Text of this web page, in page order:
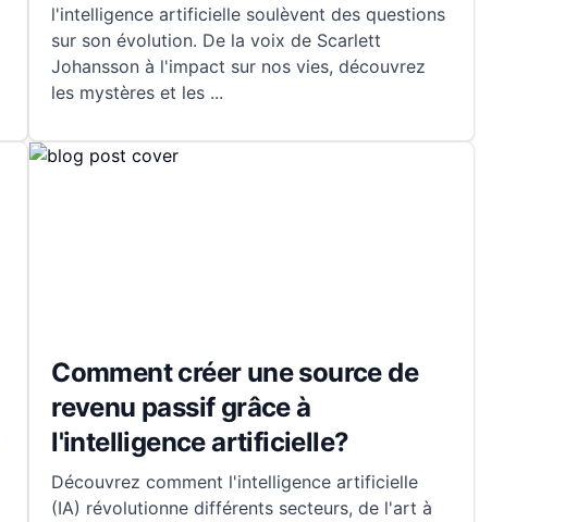
l'intelligence artificielle soulèvent des questions
sur son évolution. De la voix de Scarlett
Johansson à l'impact sur nos vies, découvrez
les mystères et les ...
Comment créer une source de
revenu passif grâce à
l'intelligence artificielle?
Découvrez comment l'intelligence artificielle
(IA) révolutionne différents secteurs, de l'art à